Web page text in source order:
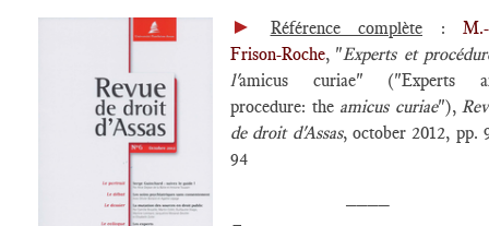
► Référence complète :
Frison-Roche, "Experts et
l'amicus curiae" ("Experts
procedure: the amicus curiae"),
de droit d'Assas, october 2012, pp.
94